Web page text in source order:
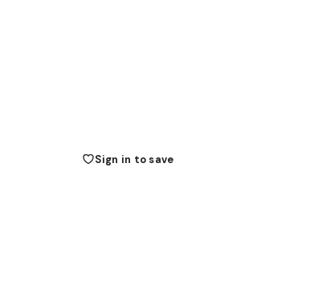
Sign in to save